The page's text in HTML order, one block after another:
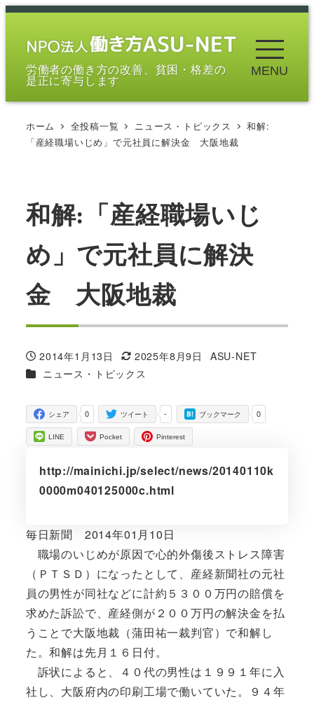
メ
労働者の働き方の改善、貧困・格差の
是正に寄与します
MENU
ホーム 全投稿一覧 ニュース・トピックス
和解:
「産経職場いじめ」で元社員に解決金 大阪地裁
和解:「産経職場いじ
め」で元社員に解決
金 大阪地裁
投稿日
2014年1月13日
更新日
2025年8月9日
著
ASU-NET
カテゴリー
ニュース・トピックス
0
シェア -
ツイート 0
ブックマーク
LINE Pocket Pinterest
http://mainichi.jp/select/news/20140110k
0000m040125000c.html
毎日新聞 2014年01月10日
職場のいじめが原因で心的外傷後ストレス障害
（ＰＴＳＤ）になったとして、産経新聞社の元社
員の男性が同社などに計約５３００万円の賠償を
求めた訴訟で、産経側が２００万円の解決金を払
うことで大阪地裁（蒲田祐一裁判官）で和解し
た。和解は先月１６日付。
訴状によると、４０代の男性は１９９１年に入
社し、大阪府内の印刷工場で働いていた。９４年